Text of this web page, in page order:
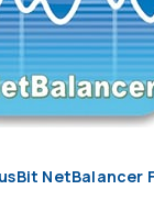
NetBalancer